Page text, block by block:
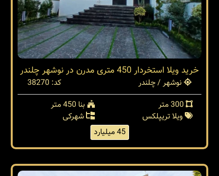
خرید ویلا استخردار 450 متری مدرن در نوشهر چلندر
نوشهر / چلندر
کد: 38270
بنا 450 متر
ویلا تریپلکس
شهرکی
45 میلیارد